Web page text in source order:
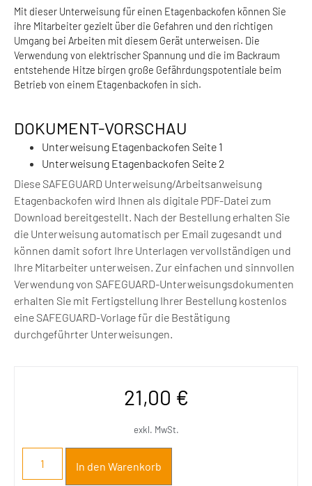
Mit dieser Unterweisung für einen Etagenbackofen können Sie
ihre Mitarbeiter gezielt über die Gefahren und den richtigen
Umgang bei Arbeiten mit diesem Gerät unterweisen. Die
Verwendung von elektrischer Spannung und die im Backraum
entstehende Hitze birgen große Gefährdungspotentiale beim
Betrieb von einem Etagenbackofen in sich.
DOKUMENT-VORSCHAU
Unterweisung Etagenbackofen Seite 1
Unterweisung Etagenbackofen Seite 2
Diese SAFEGUARD Unterweisung/Arbeitsanweisung
Etagenbackofen wird Ihnen als digitale PDF-Datei zum
Download bereitgestellt. Nach der Bestellung erhalten Sie
die Unterweisung automatisch per Email zugesandt und
können damit sofort Ihre Unterlagen vervollständigen und
Ihre Mitarbeiter unterweisen. Zur einfachen und sinnvollen
Verwendung von SAFEGUARD-Unterweisungsdokumenten
erhalten Sie mit Fertigstellung Ihrer Bestellung kostenlos
eine SAFEGUARD-Vorlage für die Bestätigung
durchgeführter Unterweisungen.
21,00 €
exkl. MwSt.
In den Warenkorb